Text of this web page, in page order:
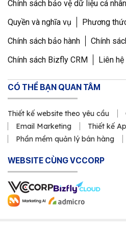
thiết kế
gói
Website trọn gói và
không đối lập tuyệt
mức độ tư vấn, phạm vi
kiểm soát rủi ro sau
vụ trọn gói vẫn có
nếu gói chủ yếu dựa trên
Chính sách bảo vệ dữ liệu cá nhân
Quyền và nghĩa vụ
Phương
Chính sách bảo hành
Chính
Chính sách Bizfly CRM
Liên hệ
CÓ THỂ BẠN QUAN TÂM
Thiết kế website theo yêu cầu
Email Marketing
Thiết kế
Phần mềm quản lý bán hàng
WEBSITE CÙNG VCCORP